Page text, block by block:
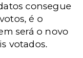
consegue
é o
será o novo
votados.